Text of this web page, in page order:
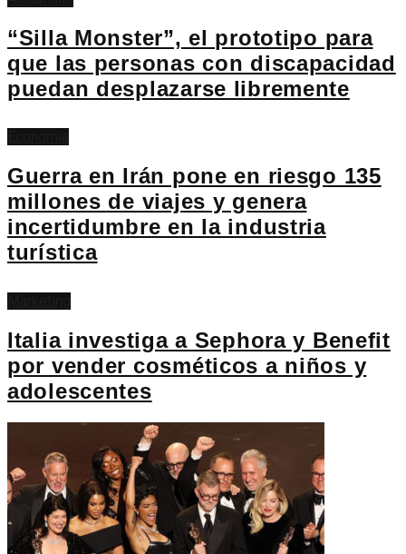
“Silla Monster”, el prototipo para
que las personas con discapacidad
puedan desplazarse libremente
Guerra en Irán pone en riesgo 135
millones de viajes y genera
incertidumbre en la industria
turística
Italia investiga a Sephora y Benefit
por vender cosméticos a niños y
adolescentes